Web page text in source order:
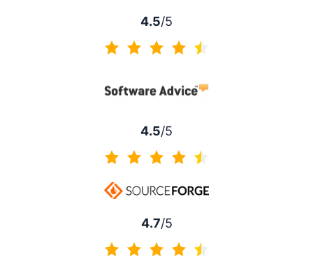
4.5/5
4.5/5
4.7/5